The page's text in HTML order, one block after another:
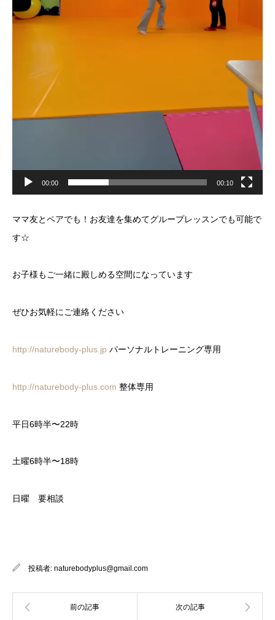
00:00 00:10
ママ友とペアでも！お友達を集めてグループレッスンでも可能で
す☆
お子様もご一緒に殿しめる空間になっています
ぜひお気軽にご連絡ください
http://naturebody-plus.jp パーソナルトレーニング専用
http://naturebody-plus.com 整体専用
平日6時半〜22時
土曜6時半〜18時
日曜 要相談
投稿者: naturebodyplus@gmail.com